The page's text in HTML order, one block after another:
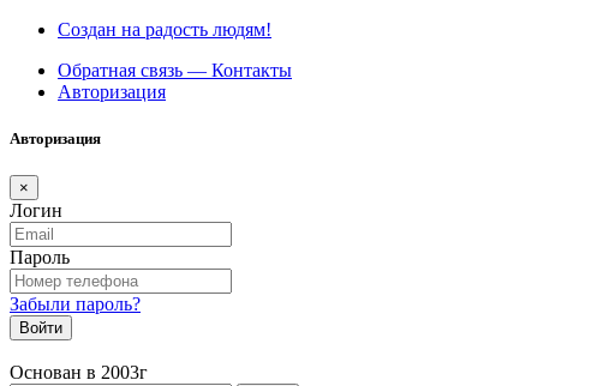
Создан на радость людям!
Обратная связь — Контакты
Авторизация
Авторизация
×
Логин
Пароль
Забыли пароль?
Войти
Основан в 2003г